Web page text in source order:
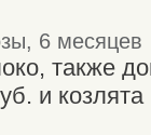
6 месяцев
также
и